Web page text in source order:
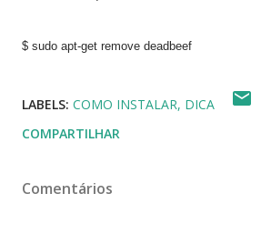
$ sudo apt-get remove deadbeef
LABELS: COMO INSTALAR DICA
COMPARTILHAR
Comentários